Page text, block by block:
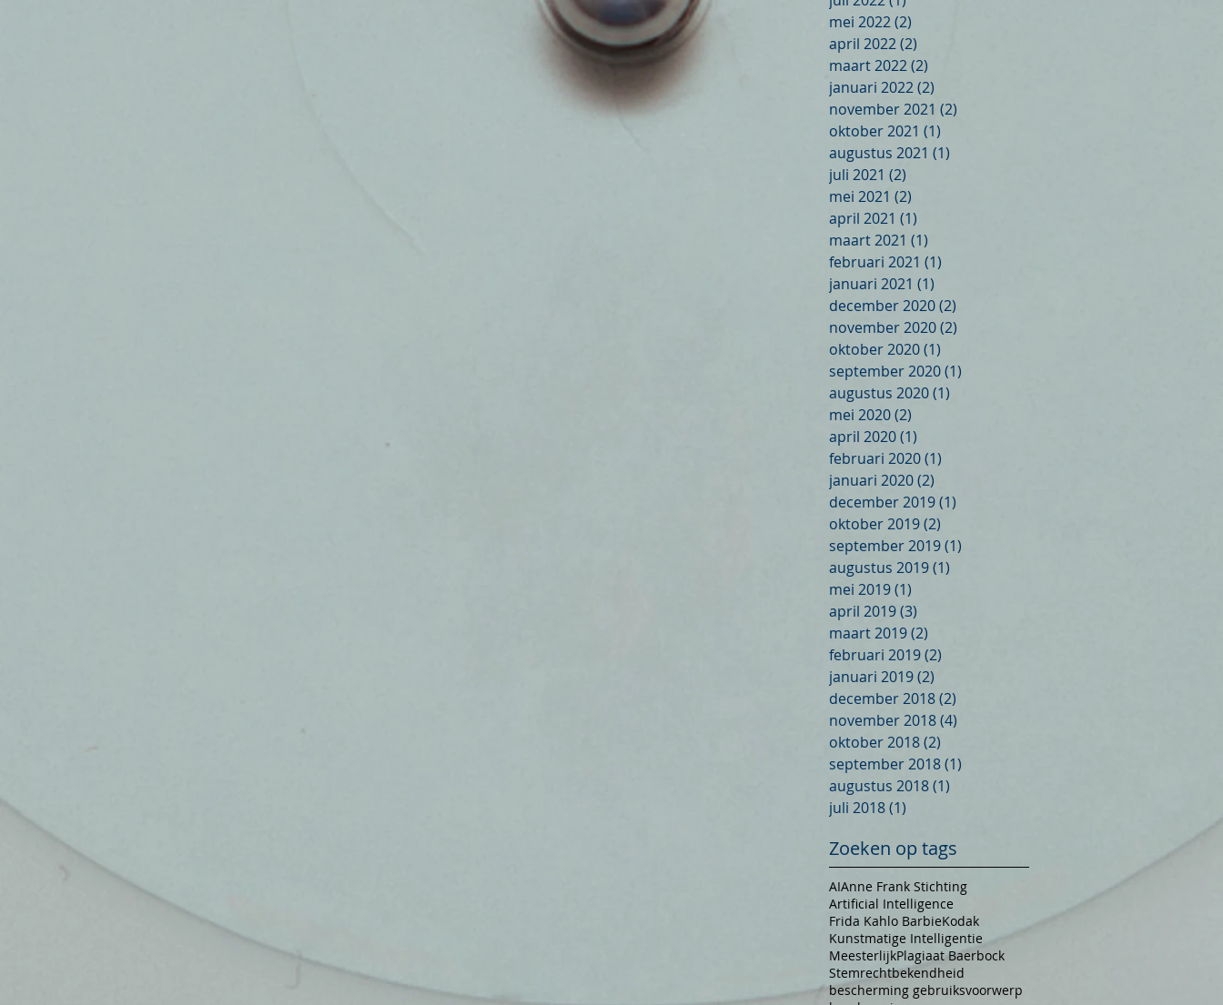
mei 2022(2)
april 2022(2)
maart 2022(2)
januari 2022(2)
november 2021 (2)
oktober 2021 (1)
augustus 2021 (1)
juli 2021 (2)
mei 2021 (2)
april 2021 (1)
maart 2021 (1)
februari 2021 (1)
januari 2021 (1)
december 2020(2)
november 2020(2)
oktober 2020(1)
september 2020(1)
augustus 2020(1)
mei 2020(2)
april 2020(1)
februari 2020(1)
januari 2020(2)
december 2019(1)
oktober 2019(2)
september 2019(1)
augustus 2019(1)
mei 2019(1)
april 2019(3)
maart 2019(2)
februari 2019(2)
januari 2019(2)
december 2018(2)
november 2018(4)
oktober 2018(2)
september 2018(1)
augustus 2018(1)
juli 2018(1)
Zoeken op tags
AIAnne Frank Stichting
Artificial Intelligence
Frida Kahlo BarbieKodak
Kunstmatige Intelligentie
MeesterlijkPlagiaat Baerbock
Stemrechtbekendheid
bescherming gebruiksvoorwerp